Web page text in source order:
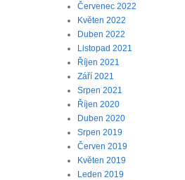
Červenec 2022
Květen 2022
Duben 2022
Listopad 2021
Říjen 2021
Září 2021
Srpen 2021
Říjen 2020
Duben 2020
Srpen 2019
Červen 2019
Květen 2019
Leden 2019